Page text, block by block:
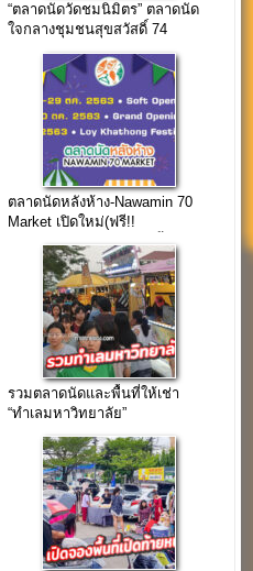
“ตลาดนัดวัดชมนิมิตร” ตลาดนัด
ใจกลางชุมชนสุขสวัสดิ์ 74
ตลาดนัดหลังห้าง-Nawamin 70
Market เปิดใหม่(ฟรี!!
รวมตลาดนัดและพื้นที่ให้เช่า
“ทำเลมหาวิทยาลัย”